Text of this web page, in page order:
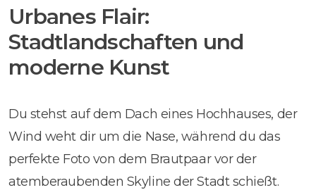
Urbanes Flair:
Stadtlandschaften und
moderne Kunst
Du stehst auf dem Dach eines Hochhauses, der
Wind weht dir um die Nase, während du das
perfekte Foto von dem Brautpaar vor der
atemberaubenden Skyline der Stadt schießt.